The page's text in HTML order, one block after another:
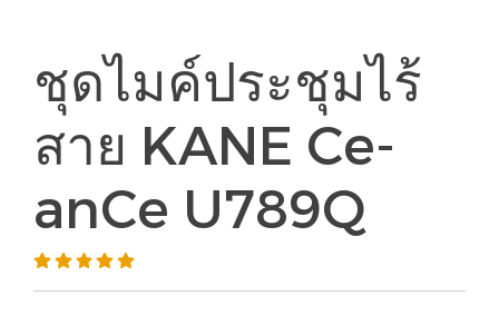
ชุดไมค์ประชุมไร้
สาย KANE Ce-
anCe U789Q